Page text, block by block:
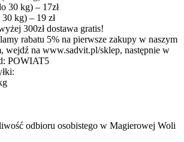
30 kg) – 17zł
kg) – 19 zł
300zł dostawa gratis!
rabatu 5% na pierwsze zakupy w naszym
wejdź na www.sadvit.pl/sklep, następnie w
POWIAT5
odbioru osobistego w Magierowej Woli